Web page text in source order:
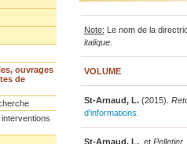
ouvrages
de
Note: Le nom de la
italique.
VOLUME
St-Arnaud, L. (2015).
d'informations.
St-Arnaud, L., et Pelletier,